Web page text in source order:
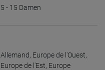
5 - 15 Damen
Allemand, Europe de l'Ouest,
Europe de l'Est, Europe